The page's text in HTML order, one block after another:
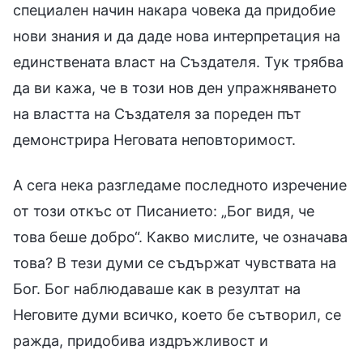
специален начин накара човека да придобие
нови знания и да даде нова интерпретация на
единствената власт на Създателя. Тук трябва
да ви кажа, че в този нов ден упражняването
на властта на Създателя за пореден път
демонстрира Неговата неповторимост.
А сега нека разгледаме последното изречение
от този откъс от Писанието: „Бог видя, че
това беше добро“. Какво мислите, че означава
това? В тези думи се съдържат чувствата на
Бог. Бог наблюдаваше как в резултат на
Неговите думи всичко, което бе сътворил, се
ражда, придобива издръжливост и